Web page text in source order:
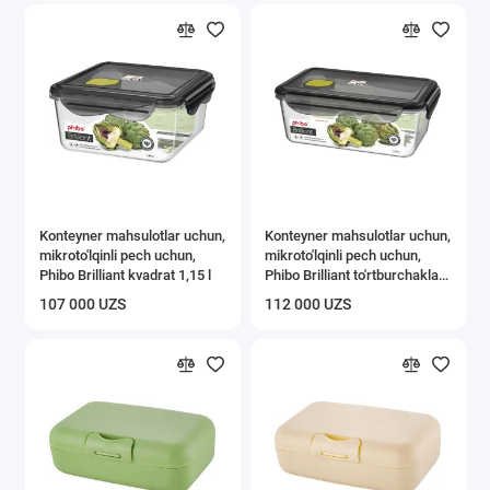
Konteyner mahsulotlar uchun,
mikroto'lqinli pech uchun,
Phibo Brilliant kvadrat 1,15 l
107 000 UZS
Konteyner mahsulotlar uchun,
mikroto'lqinli pech uchun,
Phibo Brilliant to'rtburchaklar
112 000 UZS